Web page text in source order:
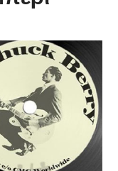
ΕΚΤ
&
7-3-2019
Δελτίο Τιμών
&
4-3-2019
αγροτών